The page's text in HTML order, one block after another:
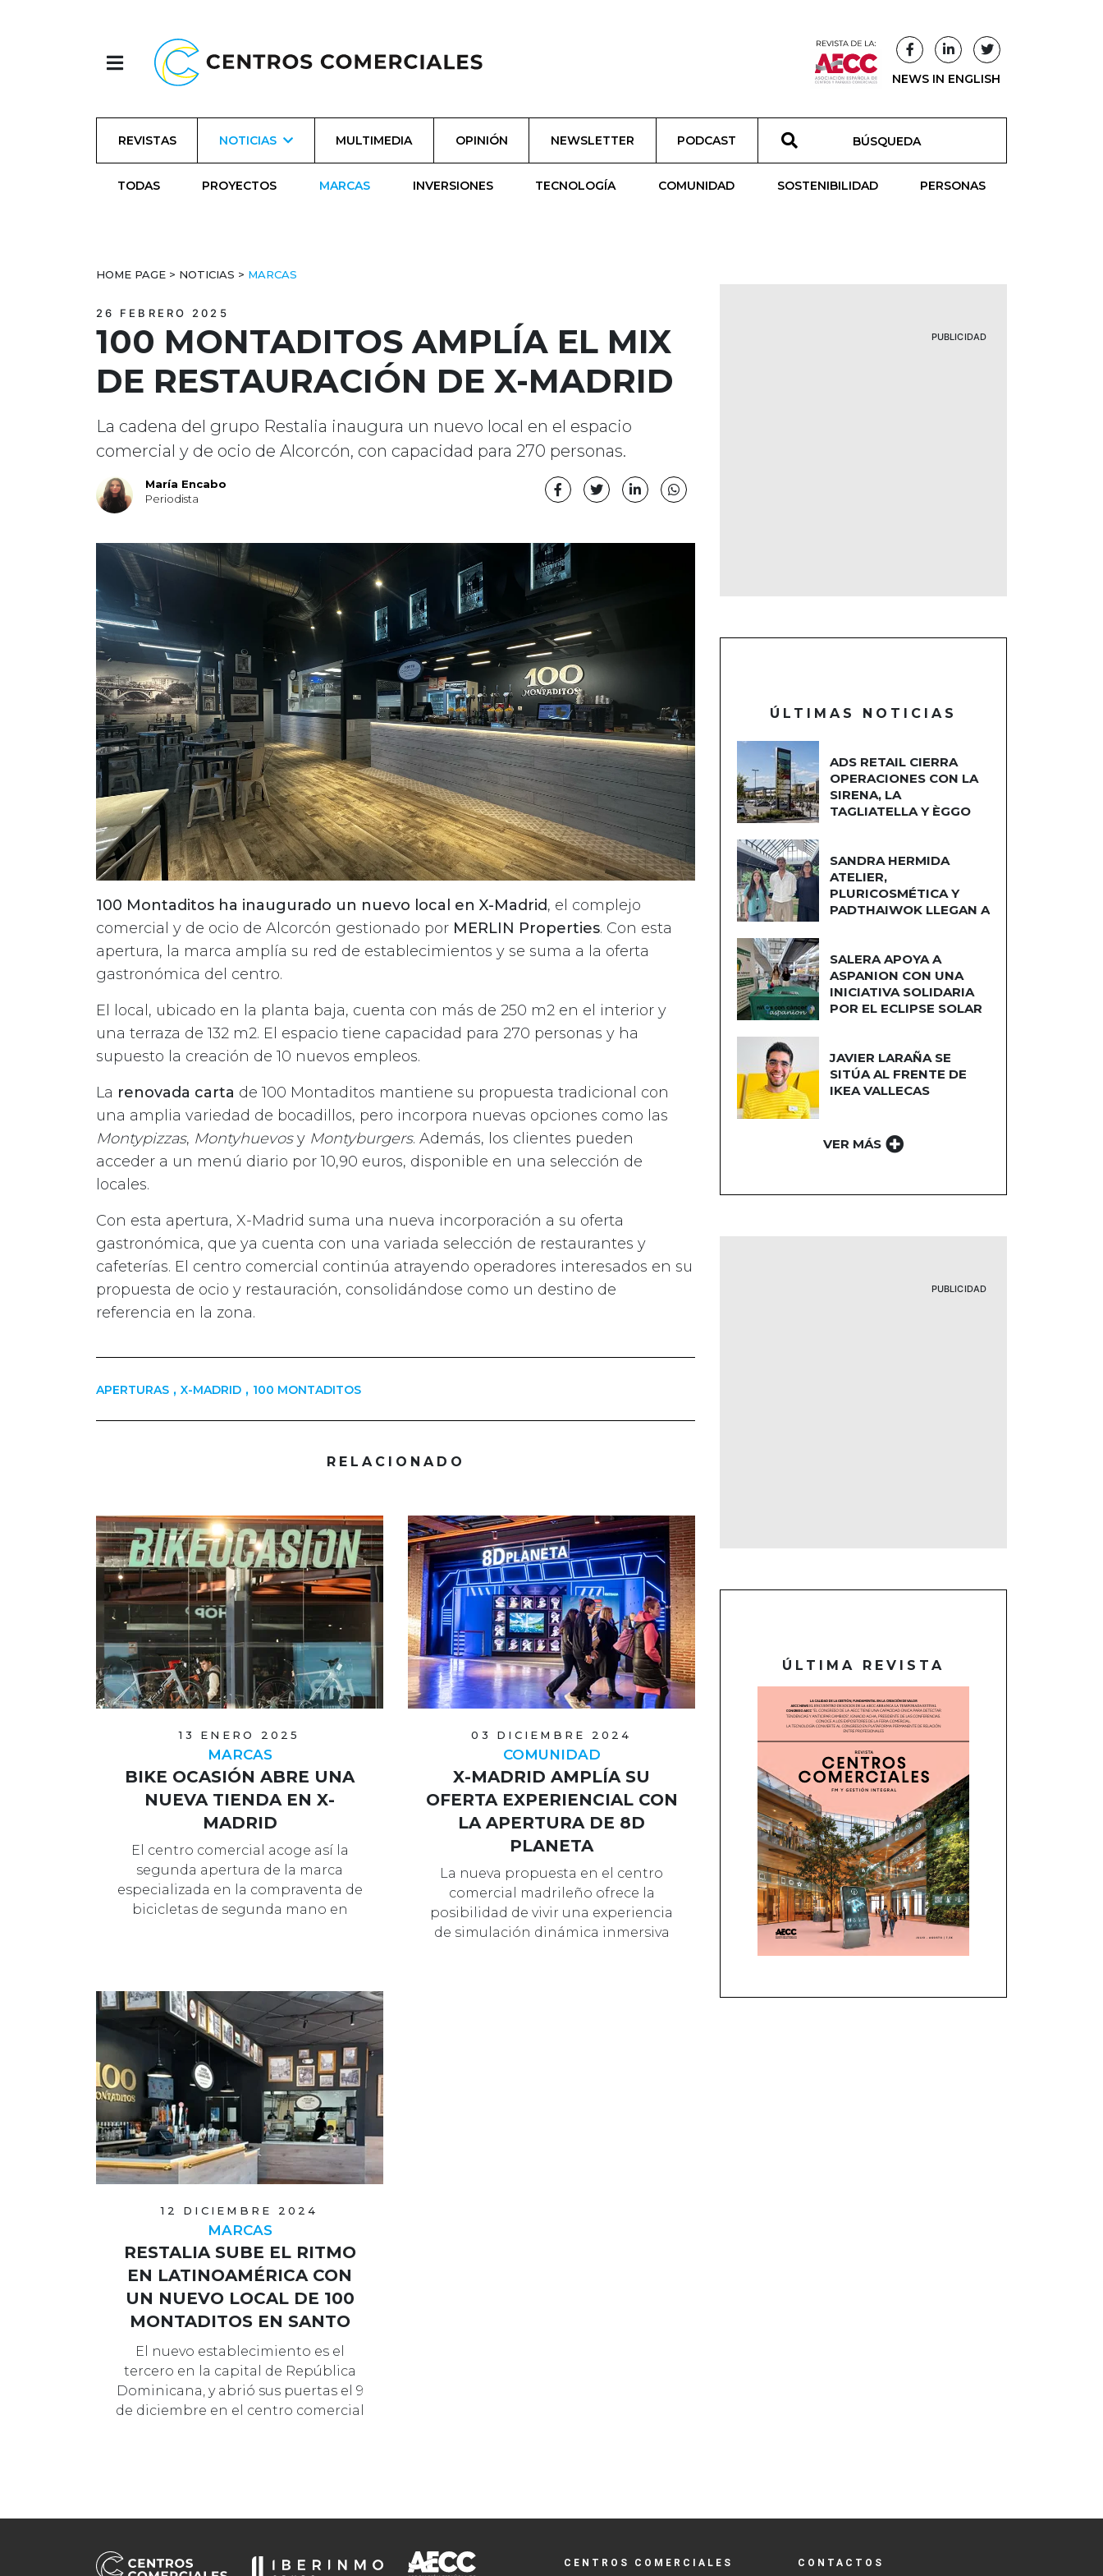
NEWS IN ENGLISH
REVISTAS NOTICIAS MULTIMEDIA OPINIÓN NEWSLETTER PODCAST
TODAS PROYECTOS MARCAS INVERSIONES TECNOLOGÍA COMUNIDAD SOSTENIBILIDAD PERSONAS
HOME PAGE > NOTICIAS > MARCAS
26 FEBRERO 2025
100 MONTADITOS AMPLÍA EL MIX
DE RESTAURACIÓN DE X-MADRID
La cadena del grupo Restalia inaugura un nuevo local en el espacio
comercial y de ocio de Alcorcón, con capacidad para 270 personas.
María Encabo
Periodista
100 Montaditos ha inaugurado un nuevo local en X-Madrid, el complejo
comercial y de ocio de Alcorcón gestionado por MERLIN Properties. Con esta
apertura, la marca amplía su red de establecimientos y se suma a la oferta
gastronómica del centro.
El local, ubicado en la planta baja, cuenta con más de 250 m2 en el interior y
una terraza de 132 m2. El espacio tiene capacidad para 270 personas y ha
supuesto la creación de 10 nuevos empleos.
La renovada carta de 100 Montaditos mantiene su propuesta tradicional con
una amplia variedad de bocadillos, pero incorpora nuevas opciones como las
Montypizzas, Montyhuevosy Montyburgers. Además, los clientes pueden
acceder a un menú diario por 10,90 euros, disponible en una selección de
locales.
Con esta apertura, X-Madrid suma una nueva incorporación a su oferta
gastronómica, que ya cuenta con una variada selección de restaurantes y
cafeterías. El centro comercial continúa atrayendo operadores interesados en su
propuesta de ocio y restauración, consolidándose como un destino de
referencia en la zona.
APERTURAS , X-MADRID , 100 MONTADITOS
RELACIONADO
13 ENERO 2025
MARCAS
BIKE OCASIÓN ABRE UNA
NUEVA TIENDA EN X-
MADRID
El centro comercial acoge así la
segunda apertura de la marca
especializada en la compraventa de
bicicletas de segunda mano en
03 DICIEMBRE 2024
COMUNIDAD
X-MADRID AMPLÍA SU
OFERTA EXPERIENCIAL CON
LA APERTURA DE 8D
PLANETA
La nueva propuesta en el centro
comercial madrileño ofrece la
posibilidad de vivir una experiencia
de simulación dinámica inmersiva
12 DICIEMBRE 2024
MARCAS
RESTALIA SUBE EL RITMO
EN LATINOAMÉRICA CON
UN NUEVO LOCAL DE 100
MONTADITOS EN SANTO
DOMINGO
El nuevo establecimiento es el
tercero en la capital de República
Dominicana, y abrió sus puertas el 9
de diciembre en el centro comercial
PUBLICIDAD
ÚLTIMAS NOTICIAS
ADS RETAIL CIERRA
OPERACIONES CON LA
SIRENA, LA
TAGLIATELLA Y ÈGGO
SANDRA HERMIDA
ATELIER,
PLURICOSMÉTICA Y
PADTHAIWOK LLEGAN A
SALERA APOYA A
ASPANION CON UNA
INICIATIVA SOLIDARIA
POR EL ECLIPSE SOLAR
JAVIER LARAÑA SE
SITÚA AL FRENTE DE
IKEA VALLECAS
VER MÁS
PUBLICIDAD
ÚLTIMA REVISTA
CENTROS COMERCIALES CONTACTOS